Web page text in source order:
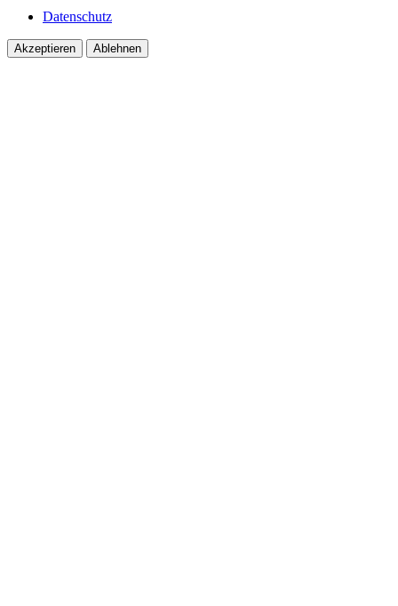
Datenschutz
Akzeptieren Ablehnen